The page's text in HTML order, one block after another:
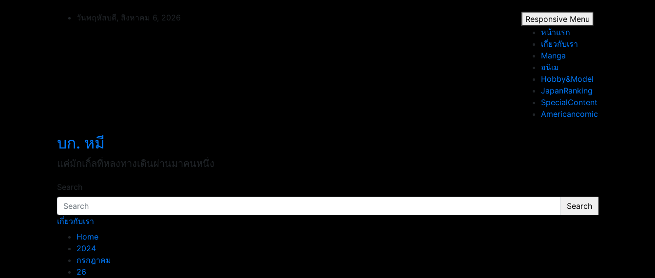
วันพฤหัสบดี, สิงหาคม 6, 2026
Responsive Menu
หน้าแรก
เกี่ยวกับเรา
Manga
อนิเม
Hobby&Model
JapanRanking
SpecialContent
Americancomic
บก. หมี
แค่มักเกิ้ลที่หลงทางเดินผ่านมาคนหนึ่ง
Search
Search
เกี่ยวกับเรา
Home
2024
กรกฎาคม
26